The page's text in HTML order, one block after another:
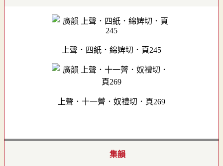
上聲．四紙．綿婢切．頁245
上聲．十一薺．奴禮切．頁269
集韻